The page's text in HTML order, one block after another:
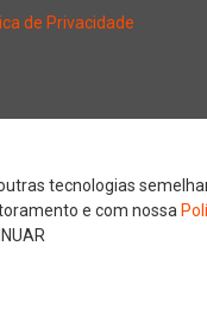
de Privacidade
tecnologias
e com nossa